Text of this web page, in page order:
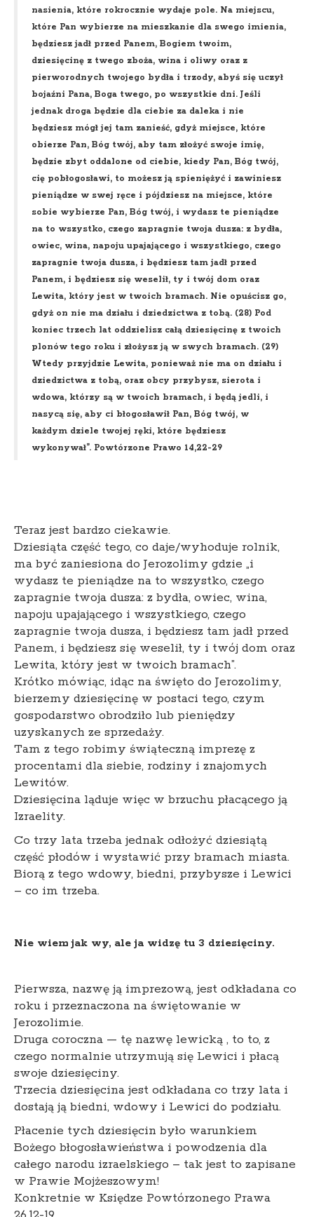
nasienia, które rokrocznie wydaje pole. Na miejscu,
które Pan wybierze na mieszkanie dla swego imienia,
będziesz jadł przed Panem, Bogiem twoim,
dziesięcinę z twego zboża, wina i oliwy oraz z
pierworodnych twojego bydła i trzody, abyś się uczył
bojaźni Pana, Boga twego, po wszystkie dni. Jeśli
jednak droga będzie dla ciebie za daleka i nie
będziesz mógł jej tam zanieść, gdyż miejsce, które
obierze Pan, Bóg twój, aby tam złożyć swoje imię,
będzie zbyt oddalone od ciebie, kiedy Pan, Bóg twój,
cię pobłogosławi, to możesz ją spieniężyć i zawiniesz
pieniądze w swej ręce i pójdziesz na miejsce, które
sobie wybierze Pan, Bóg twój, i wydasz te pieniądze
na to wszystko, czego zapragnie twoja dusza: z bydła,
owiec, wina, napoju upajającego i wszystkiego, czego
zapragnie twoja dusza, i będziesz tam jadł przed
Panem, i będziesz się weselił, ty i twój dom oraz
Lewita, który jest w twoich bramach. Nie opuścisz go,
gdyż on nie ma działu i dziedzictwa z tobą. (28) Pod
koniec trzech lat oddzielisz całą dziesięcinę z twoich
plonów tego roku i złożysz ją w swych bramach. (29)
Wtedy przyjdzie Lewita, ponieważ nie ma on działu i
dziedzictwa z tobą, oraz obcy przybysz, sierota i
wdowa, którzy są w twoich bramach, i będą jedli, i
nasycą się, aby ci błogosławił Pan, Bóg twój, w
każdym dziele twojej ręki, które będziesz
wykonywał”. Powtórzone Prawo 14,22-29
Teraz jest bardzo ciekawie.
Dziesiąta część tego, co daje/wyhoduje rolnik,
ma być zaniesiona do Jerozolimy gdzie „i
wydasz te pieniądze na to wszystko, czego
zapragnie twoja dusza: z bydła, owiec, wina,
napoju upajającego i wszystkiego, czego
zapragnie twoja dusza, i będziesz tam jadł przed
Panem, i będziesz się weselił, ty i twój dom oraz
Lewita, który jest w twoich bramach”.
Krótko mówiąc, idąc na święto do Jerozolimy,
bierzemy dziesięcinę w postaci tego, czym
gospodarstwo obrodziło lub pieniędzy
uzyskanych ze sprzedaży.
Tam z tego robimy świąteczną imprezę z
procentami dla siebie, rodziny i znajomych
Lewitów.
Dziesięcina ląduje więc w brzuchu płacącego ją
Izraelity.
Co trzy lata trzeba jednak odłożyć dziesiątą
część płodów i wystawić przy bramach miasta.
Biorą z tego wdowy, biedni, przybysze i Lewici
– co im trzeba.
Nie wiem jak wy, ale ja widzę tu 3 dziesięciny.
Pierwsza, nazwę ją imprezową, jest odkładana co
roku i przeznaczona na świętowanie w
Jerozolimie.
Druga coroczna — tę nazwę lewicką , to to, z
czego normalnie utrzymują się Lewici i płacą
swoje dziesięciny.
Trzecia dziesięcina jest odkładana co trzy lata i
dostają ją biedni, wdowy i Lewici do podziału.
Płacenie tych dziesięcin było warunkiem
Bożego błogosławieństwa i powodzenia dla
całego narodu izraelskiego – tak jest to zapisane
w Prawie Mojżeszowym!
Konkretnie w Księdze Powtórzonego Prawa